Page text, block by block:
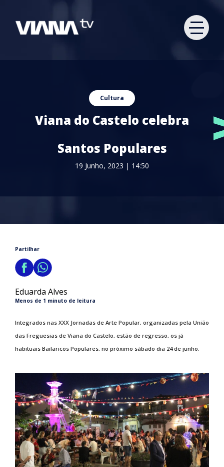
Cultura
Viana do Castelo celebra
Santos Populares
19 Junho, 2023 | 14:50
Partilhar
Eduarda Alves
Menos de 1 minuto de leitura
Integrados nas XXX Jornadas de Arte Popular, organizadas pela União
das Freguesias de Viana do Castelo, estão de regresso, os já
habituais Bailaricos Populares, no próximo sábado dia 24 de junho.